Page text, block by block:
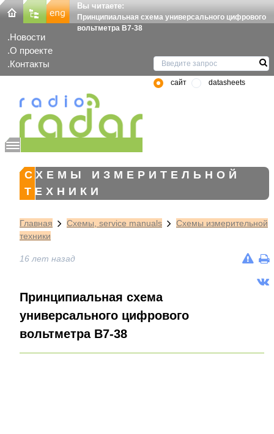
Вы читаете:
Принципиальная схема универсального цифрового
вольтметра В7-38
Новости
О проекте
Контакты
сайт datasheets
СХЕМЫ ИЗМЕРИТЕЛЬНОЙ
ТЕХНИКИ
Главная Схемы, service manuals
Схемы измерительной
техники
16 лет назад
Принципиальная схема
универсального цифрового
вольтметра В7-38